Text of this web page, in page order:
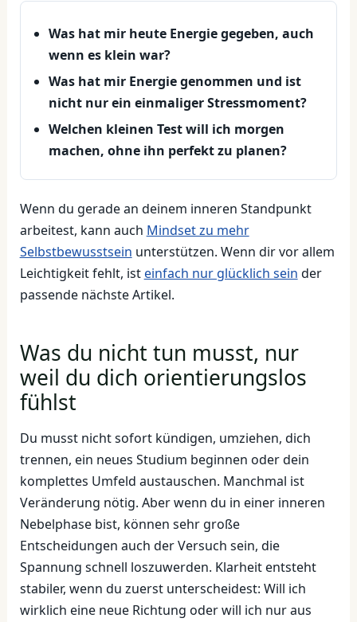
Was hat mir heute Energie gegeben, auch
wenn es klein war?
Was hat mir Energie genommen und ist
nicht nur ein einmaliger Stressmoment?
Welchen kleinen Test will ich morgen
machen, ohne ihn perfekt zu planen?
Wenn du gerade an deinem inneren Standpunkt
arbeitest, kann auch Mindset zu mehr
Selbstbewusstsein unterstützen. Wenn dir vor allem
Leichtigkeit fehlt, isteinfach nur glücklich sein der
passende nächste Artikel.
Was du nicht tun musst, nur
weil du dich orientierungslos
fühlst
Du musst nicht sofort kündigen, umziehen, dich
trennen, ein neues Studium beginnen oder dein
komplettes Umfeld austauschen. Manchmal ist
Veränderung nötig. Aber wenn du in einer inneren
Nebelphase bist, können sehr große
Entscheidungen auch der Versuch sein, die
Spannung schnell loszuwerden. Klarheit entsteht
stabiler, wenn du zuerst unterscheidest: Will ich
wirklich eine neue Richtung oder will ich nur aus